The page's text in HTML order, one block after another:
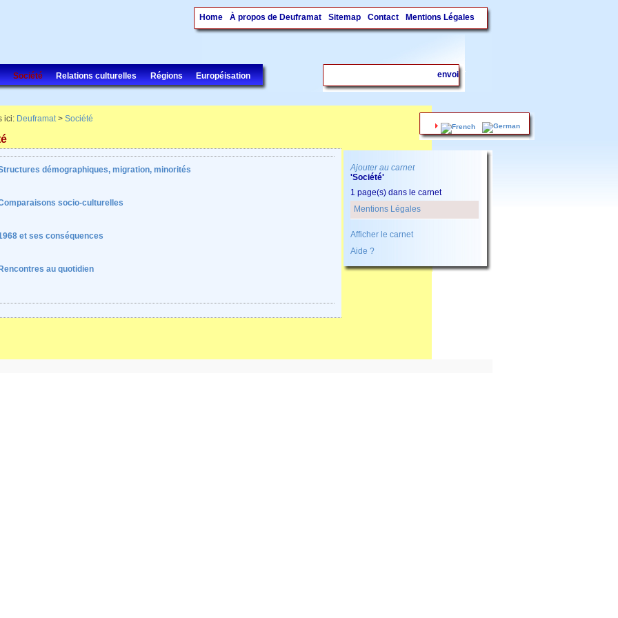
Home À propos de Deuframat Sitemap Contact Mentions Légales
Société Relations culturelles Régions Européisation
.
Ajouter au carnet
'Société'
1 page(s) dans le carnet
Mentions Légales
Afficher le carnet
Aide ?
ici: Deuframat> Société
démographiques, migration, minorités
socio-culturelles
et ses conséquences
Rencontres au quotidien